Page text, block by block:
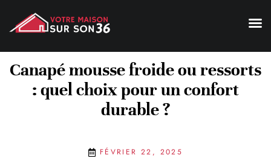
Canapé mousse froide ou ressorts
: quel choix pour un confort
durable ?
FÉVRIER 22, 2025